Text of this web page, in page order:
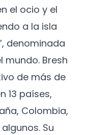
el ocio y el
a la isla
denominada
Bresh
de más de
13 países,
Colombia,
Su